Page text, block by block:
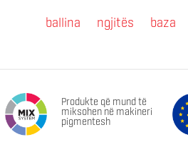
ballina ngjitës baza
Produkte që mund të
miksohen në makineri
pigmentesh